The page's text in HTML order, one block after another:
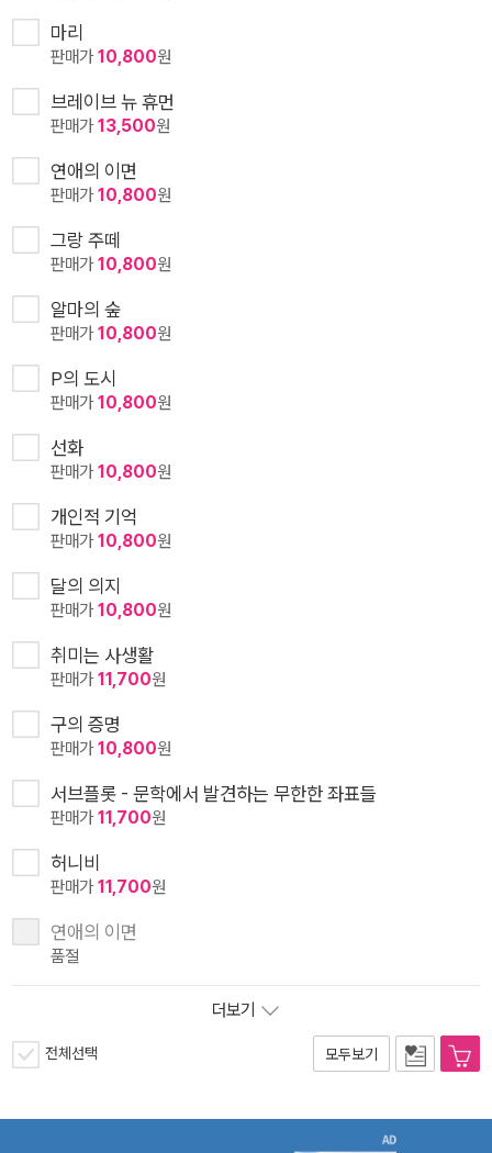
마리
판매가10,800원
브레이브 뉴 휴먼
판매가13,500원
연애의 이면
판매가10,800원
그랑 주떼
판매가10,800원
알마의 숲
판매가10,800원
P의 도시
판매가10,800원
선화
판매가10,800원
개인적 기억
판매가10,800원
달의 의지
판매가10,800원
취미는 사생활
판매가11,700원
구의 증명
판매가10,800원
서브플롯 - 문학에서 발견하는 무한한 좌표들
판매가11,700원
허니비
판매가11,700원
연애의 이면
품절
더보기
전체선택 모두보기